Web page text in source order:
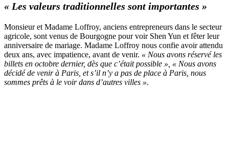
« Les valeurs traditionnelles sont importantes »
Monsieur et Madame Loffroy, anciens entrepreneurs dans le secteur
agricole, sont venus de Bourgogne pour voir Shen Yun et fêter leur
anniversaire de mariage. Madame Loffroy nous confie avoir attendu
deux ans, avec impatience, avant de venir. « Nous avons réservé les
billets en octobre dernier, dès que c’était possible », « Nous avons
décidé de venir à Paris, et s’il n’y a pas de place à Paris, nous
sommes prêts à le voir dans d’autres villes ».